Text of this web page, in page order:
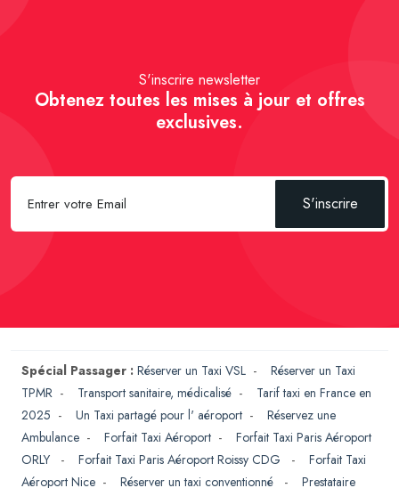
S'inscrire newsletter
Obtenez toutes les mises à jour et offres
exclusives.
S'inscrire
Spécial Passager : Réserver un Taxi VSL - Réserver un Taxi
TPMR - Transport sanitaire, médicalisé - Tarif taxi en France en
2025 - Un Taxi partagé pour l' aéroport - Réservez une
Ambulance - Forfait Taxi Aéroport - Forfait Taxi Paris Aéroport
ORLY
- Forfait Taxi Paris Aéroport Roissy CDG - Forfait Taxi
Aéroport Nice - Réserver un taxi conventionné - Prestataire